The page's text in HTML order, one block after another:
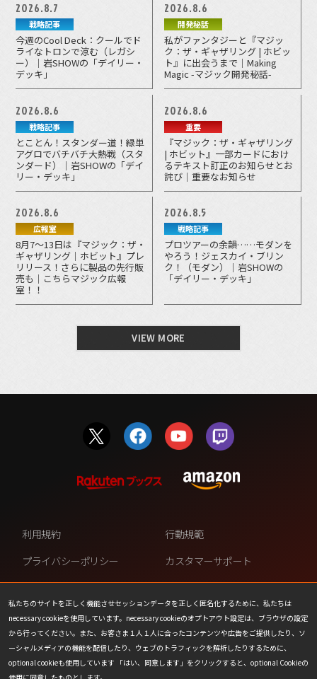
2026.8.7
戦略記事
今週のCool Deck：クールでド
ライなトロンで涼む（レガシ
ー）｜岩SHOWの「デイリー・
デッキ」
2026.8.6
開発秘話
私がファンタジーと『マジッ
ク：ザ・ギャザリング | ホビッ
ト』に出会うまで｜Making
Magic -マジック開発秘話-
2026.8.6
戦略記事
とことん！スタンダー道！緑単
アグロでバチバチ大熱戦（スタ
ンダード）｜岩SHOWの「デイ
リー・デッキ」
2026.8.6
重要
『マジック：ザ・ギャザリング
| ホビット』一部カードにおけ
るテキスト訂正のお知らせとお
詫び｜重要なお知らせ
2026.8.6
広報室
8月7～13日は『マジック：ザ・
ギャザリング｜ホビット』プレ
リリース！さらに製品の先行販
売も｜こちらマジック広報
室！！
2026.8.5
戦略記事
プロツアーの余韻……モダンを
やろう！ジェスカイ・ブリン
ク！（モダン）｜岩SHOWの
「デイリー・デッキ」
VIEW MORE
私たちのサイトを正しく機能させセッションデータを正しく匿名化するために、私たちは
necessary cookieを使用しています。necessary cookieのオプトアウト設定は、ブラウザの設定
から行ってください。また、お客さま１人１人に合ったコンテンツや広告をご提供したり、ソ
ーシャルメディアの機能を配信したり、ウェブのトラフィックを解析したりするために、
optional cookieも使用しています 「はい、同意します」をクリックすると、optional Cookieの
利用規約
行動規範
プライバシーポリシー
カスタマーサポート
ファンコンテンツ・ポリシー
個人情報の販売や共有を許可し
ない
COOKIE
プレスリリース
会社情報
お問い合わせ